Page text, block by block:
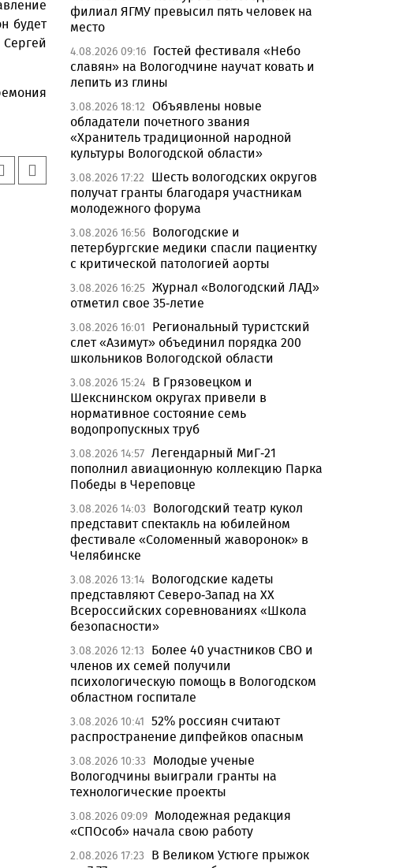
будет
филиал ЯГМУ превысил пять человек на
место
4.08.2026 09:16 Гостей фестиваля «Небо
славян» на Вологодчине научат ковать и
лепить из глины
3.08.2026 18:12 Объявлены новые
обладатели почетного звания
«Хранитель традиционной народной
культуры Вологодской области»
3.08.2026 17:22
Шесть вологодских округов
получат гранты благодаря участникам
молодежного форума
3.08.2026 16:56 Вологодские и
петербургские медики спасли пациентку
с критической патологией аорты
3.08.2026 16:25 Журнал «Вологодский ЛАД»
отметил свое 35-летие
3.08.2026 16:01
Региональный туристский
слет «Азимут» объединил порядка 200
школьников Вологодской области
3.08.2026 15:24 В Грязовецком и
Шекснинском округах привели в
нормативное состояние семь
водопропускных труб
3.08.2026 14:57 Легендарный МиГ-21
пополнил авиационную коллекцию Парка
Победы в Череповце
3.08.2026 14:03
Вологодский театр кукол
представит спектакль на юбилейном
фестивале «Соломенный жаворонок» в
Челябинске
3.08.2026 13:14 Вологодские кадеты
представляют Северо-Запад на XX
Всероссийских соревнованиях «Школа
безопасности»
3.08.2026 12:13
Более 40 участников СВО и
членов их семей получили
психологическую помощь в Вологодском
областном госпитале
3.08.2026 10:41 52% россиян считают
распространение дипфейков опасным
3.08.2026 10:33
Молодые ученые
Вологодчины выиграли гранты на
технологические проекты
3.08.2026 09:09 Молодежная редакция
«СПОсоб» начала свою работу
2.08.2026 17:23
В Великом Устюге прыжок